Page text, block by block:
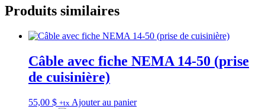
Produits similaires
Câble avec fiche NEMA 14-50 (prise
de cuisinière)
55,00 $ +tx Ajouter au panier